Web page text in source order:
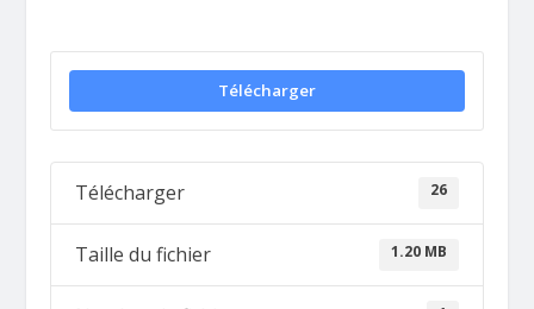
Télécharger
Télécharger 26
Taille du fichier 1.20 MB